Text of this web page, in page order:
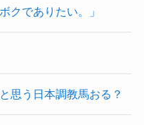
クでありたい。」
思う日本調教馬おる？